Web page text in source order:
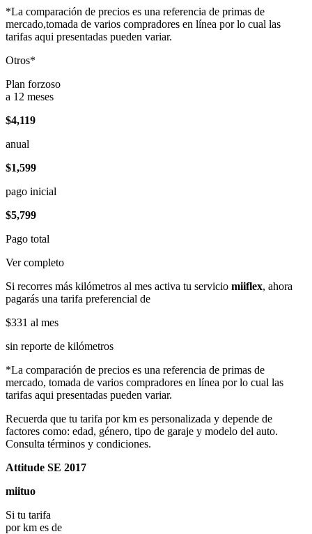
*La comparación de precios es una referencia de primas de
mercado,tomada de varios compradores en línea por lo cual las
tarifas aqui presentadas pueden variar.
Otros*
Plan forzoso
a 12 meses
$4,119
anual
$1,599
pago inicial
$5,799
Pago total
Ver completo
Si recorres más kilómetros al mes activa tu servicio miiflex, ahora
pagarás una tarifa preferencial de
$331 al mes
sin reporte de kilómetros
*La comparación de precios es una referencia de primas de
mercado, tomada de varios compradores en línea por lo cual las
tarifas aqui presentadas pueden variar.
Recuerda que tu tarifa por km es personalizada y depende de
factores como: edad, género, tipo de garaje y modelo del auto.
Consulta términos y condiciones.
Attitude SE 2017
miituo
Si tu tarifa
por km es de